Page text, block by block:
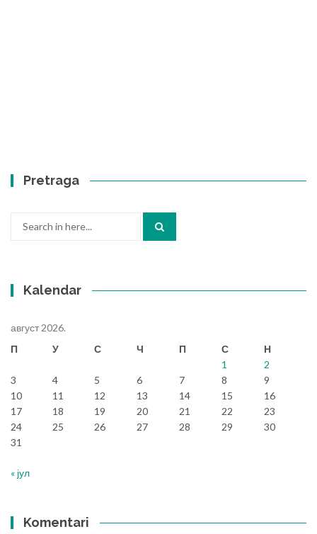
Pretraga
Kalendar
август 2026.
П
У С Ч П С
Н
1
2
3
4 5 6 7 8
9
10
11 12 13 14 15
16
17
18 19 20 21 22
23
24
25 26 27 28 29
30
31
« јул
Komentari